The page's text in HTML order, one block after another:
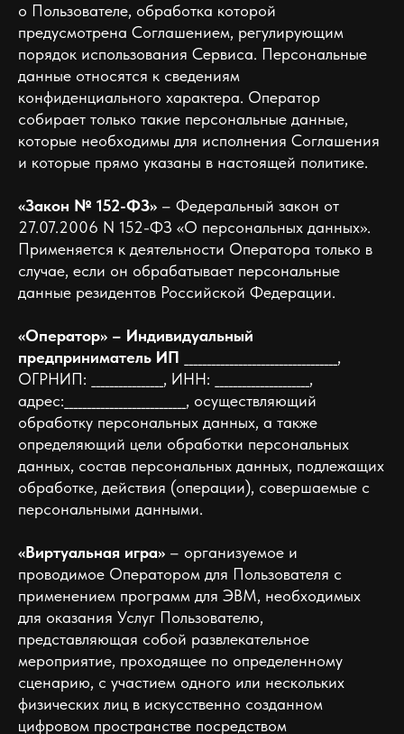
о Пользователе, обработка которой
предусмотрена Соглашением, регулирующим
порядок использования Сервиса. Персональные
данные относятся к сведениям
конфиденциального характера. Оператор
собирает только такие персональные данные,
которые необходимы для исполнения Соглашения
и которые прямо указаны в настоящей политике.
«Закон № 152-ФЗ» – Федеральный закон от
27.07.2006 N 152-ФЗ «О персональных данных».
Применяется к деятельности Оператора только в
случае, если он обрабатывает персональные
данные резидентов Российской Федерации.
«Оператор» – Индивидуальный
предприниматель ИП
__________________________________,
ОГРНИП: ________________, ИНН: _____________________,
адрес:___________________________, осуществляющий
обработку персональных данных, а также
определяющий цели обработки персональных
данных, состав персональных данных, подлежащих
обработке, действия (операции), совершаемые с
персональными данными.
«Виртуальная игра» – организуемое и
проводимое Оператором для Пользователя с
применением программ для ЭВМ, необходимых
для оказания Услуг Пользователю,
представляющая собой развлекательное
мероприятие, проходящее по определенному
сценарию, с участием одного или нескольких
физических лиц в искусственно созданном
цифровом пространстве посредством